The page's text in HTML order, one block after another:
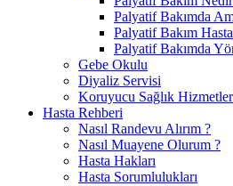
Palyatif Bakımda
Palyatif Bakım
Palyatif Bakımda
Gebe Okulu
Diyaliz Servisi
Koruyucu Sağlık
Hasta Rehberi
Nasıl Randevu Alırım ?
Nasıl Muayene Olurum ?
Hasta Hakları
Hasta Sorumlulukları